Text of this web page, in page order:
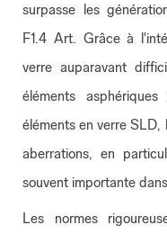
surpasse les
F1.4 Art. Grâce à
verre auparavant
éléments
éléments en verre
aberrations, en
souvent importante
Les normes